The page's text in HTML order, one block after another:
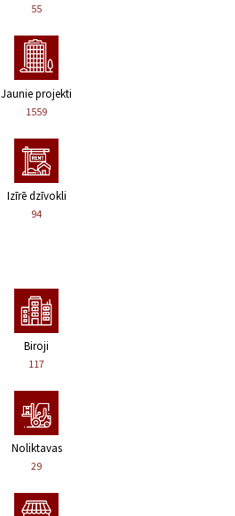
55
Jaunie projekti
1559
Izīrē dzīvokli
94
Biroji
117
Noliktavas
29